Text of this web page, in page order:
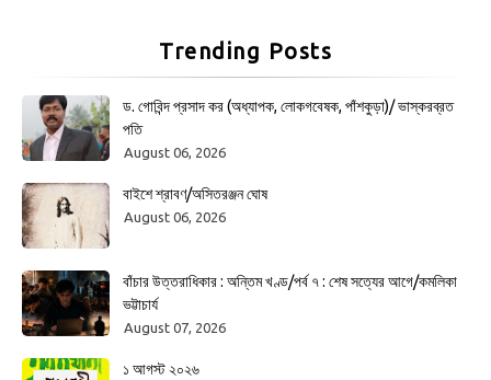
Trending Posts
ড. গোবিন্দ প্রসাদ কর (অধ্যাপক, লোকগবেষক, পাঁশকুড়া)/ ভাস্করব্রত
পতি
August 06, 2026
বাইশে শ্রাবণ/অসিতরঞ্জন ঘোষ
August 06, 2026
বাঁচার উত্তরাধিকার : অন্তিম খণ্ড/পর্ব ৭ : শেষ সত্যের আগে/কমলিকা
ভট্টাচার্য
August 07, 2026
১ আগস্ট ২০২৬